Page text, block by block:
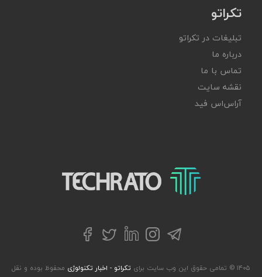
تکراتو
تبلیغات در تکراتو
درباره ما
تماس با ما
نقشه سایت
آر‌اس‌اس فید
تکراتو – زندگی با تکنولوژی
تلگراماینستاگرام
لینکداینتوییترفیسبوک
۱۴۰۵ © تمامی حقوق این وب سایت برای تکراتو - اخبار تکنولوژی محفوظ بوده و نقل